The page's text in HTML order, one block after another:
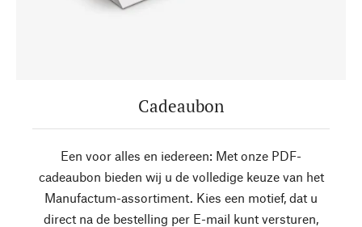
Cadeaubon
Een voor alles en iedereen: Met onze PDF-
cadeaubon bieden wij u de volledige keuze van het
Manufactum-assortiment. Kies een motief, dat u
direct na de bestelling per E-mail kunt versturen,